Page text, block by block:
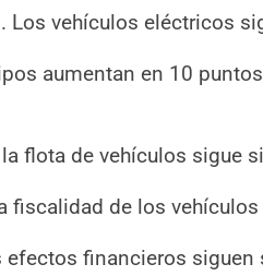
Los vehículos eléctricos
aumentan en 10
flota de vehículos sigue
fiscalidad de los
efectos financieros